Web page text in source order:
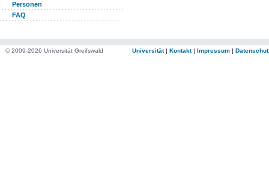
Personen
FAQ
© 2009-2026 Universität Greifswald Universität| Kontakt| Impressum |